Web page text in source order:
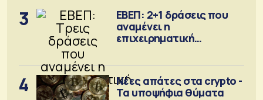
3
ΕΒΕΠ: 2+1 δράσεις που
αναμένει η
επιχειρηματική
4
Νέες απάτες στα crypto -
Τα υποψήφια θύματα